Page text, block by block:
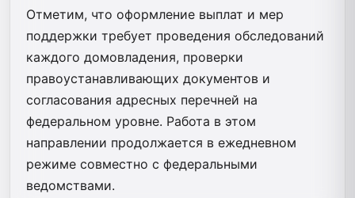
Отметим, что оформление выплат и мер
поддержки требует проведения обследований
каждого домовладения, проверки
правоустанавливающих документов и
согласования адресных перечней на
федеральном уровне. Работа в этом
направлении продолжается в ежедневном
режиме совместно с федеральными
ведомствами.